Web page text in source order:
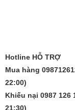
Hotline HỖ TRỢ
Mua hàng
22:00)
Khiếu nại 0987 126
21:30)